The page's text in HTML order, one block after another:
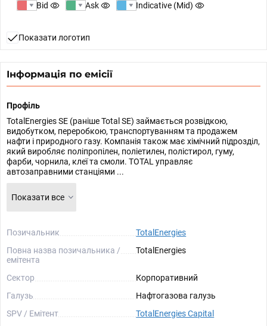
Bid Ask Indicative (Mid)
Показати логотип
Інформація по емісії
Профіль
TotalEnergies SE (раніше Total SE) займається розвідкою,
видобутком, переробкою, транспортуванням та продажем
нафти і природного газу. Компанія також має хімічний підрозділ,
який виробляє поліпропілен, поліетилен, полістирол, гуму,
фарби, чорнила, клеї та смоли. TOTAL управляє
автозаправними станціями ...
Показати все
Позичальник
TotalEnergies
Повна назва позичальника /
емітента
TotalEnergies
Сектор
Корпоративний
Галузь
Нафтогазова галузь
SPV / Емітент
TotalEnergies Capital